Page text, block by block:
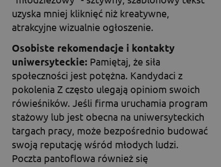
uzyska mniej kliknięć niż kreatywne,
atrakcyjne wizualnie ogłoszenie.
Osobiste rekomendacje i kontakty
uniwersyteckie: Pamiętaj, że siła
społeczności jest potężna. Kandydaci z
pokolenia Z często ulegają opiniom swoich
rówieśników. Jeśli firma uruchamia program
stażowy lub jest obecna na uniwersyteckich
targach pracy, może bezpośrednio budować
swoją reputację wśród młodych ludzi.
Poczta pantoflowa również się